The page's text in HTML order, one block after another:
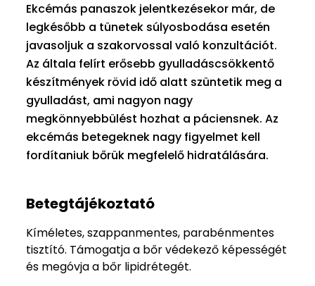
Ekcémás panaszok jelentkezésekor már, de
legkésőbb a tünetek súlyosbodása esetén
javasoljuk a szakorvossal való konzultációt.
Az általa felírt erősebb gyulladáscsökkentő
készítmények rövid idő alatt szüntetik meg a
gyulladást, ami nagyon nagy
megkönnyebbülést hozhat a páciensnek. Az
ekcémás betegeknek nagy figyelmet kell
fordítaniuk bőrük megfelelő hidratálására.
Betegtájékoztató
Kíméletes, szappanmentes, parabénmentes
tisztító. Támogatja a bőr védekező képességét
és megóvja a bőr lipidrétegét.